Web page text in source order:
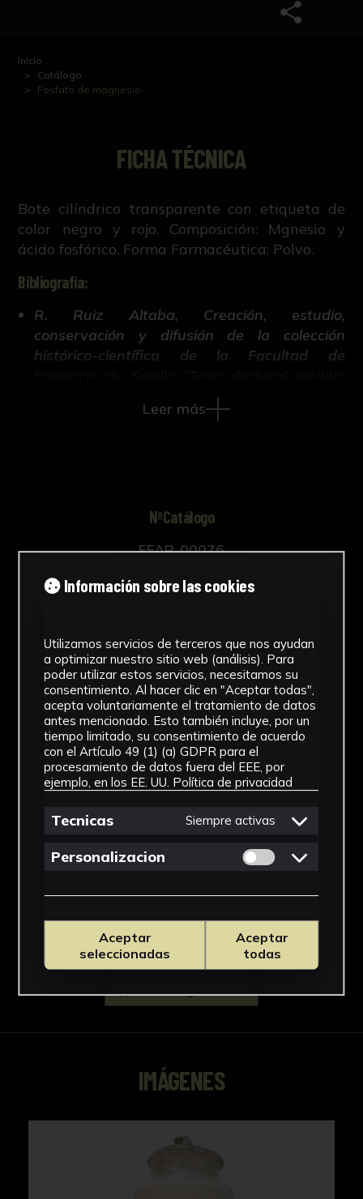
Inicio
Catálogo
Fosfato de magnesio
FICHA TÉCNICA
Bote cilíndrico transparente con etiqueta de
color negro y rojo. Composición: Mgnesio y
ácido fosfórico. Forma Farmacéutica: Polvo.
Bibliografía:
R. Ruiz Altaba, Creación, estudio,
conservación y difusión de la colección
histórico-científica de la Facultad de
421-663, Universidad de Sevilla, 2018).
Leer más
NºCatálogo
FFAR-00076
Tipología
Cronología
SF
Materiales
Vidrio
Ubicación
Facultad de Farmacia
Ver más
Descargar Ficha
IMÁGENES
Información sobre las cookies
Utilizamos servicios de terceros que nos ayudan
a optimizar nuestro sitio web (análisis). Para
poder utilizar estos servicios, necesitamos su
consentimiento. Al hacer clic en "Aceptar todas",
acepta voluntariamente el tratamiento de datos
antes mencionado. Esto también incluye, por un
tiempo limitado, su consentimiento de acuerdo
con el Artículo 49 (1) (a) GDPR para el
procesamiento de datos fuera del EEE, por
ejemplo, en los EE. UU. Política de privacidad
Tecnicas Siempre activas
Personalizacion Permitir cookies
Aceptar
seleccionadas
Aceptar
todas